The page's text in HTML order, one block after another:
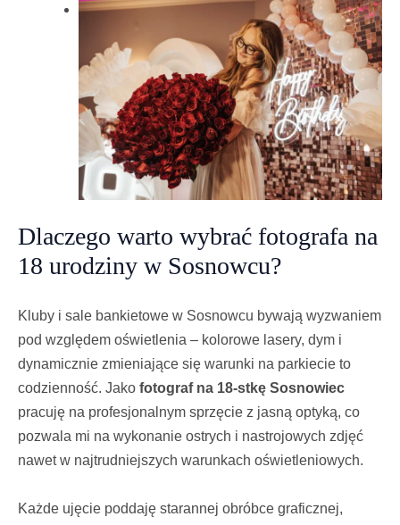
Dlaczego warto wybrać fotografa na
18 urodziny w Sosnowcu?
Kluby i sale bankietowe w Sosnowcu bywają wyzwaniem
pod względem oświetlenia – kolorowe lasery, dym i
dynamicznie zmieniające się warunki na parkiecie to
codzienność. Jako fotograf na 18-stkę Sosnowiec
pracuję na profesjonalnym sprzęcie z jasną optyką, co
pozwala mi na wykonanie ostrych i nastrojowych zdjęć
nawet w najtrudniejszych warunkach oświetleniowych.
Każde ujęcie poddaję starannej obróbce graficznej,